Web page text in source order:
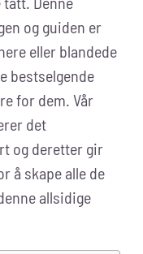
og guiden er
eller blandede
bestselgende
for dem. Vår
det
og deretter gir
å skape alle de
allsidige